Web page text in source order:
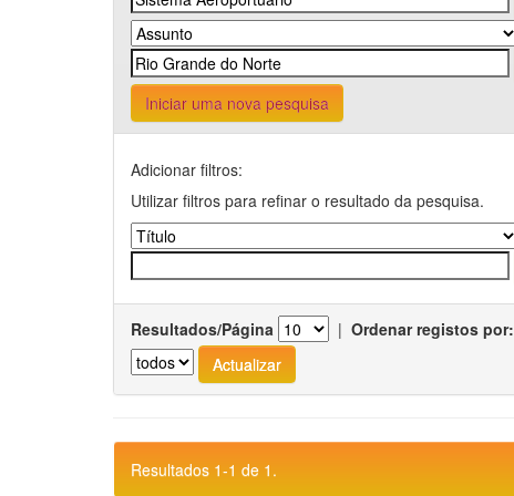
Iniciar uma nova pesquisa
Adicionar filtros:
Utilizar filtros para refinar o resultado da pesquisa.
Resultados/Página | Ordenar registos por:
Resultados 1-1 de 1.